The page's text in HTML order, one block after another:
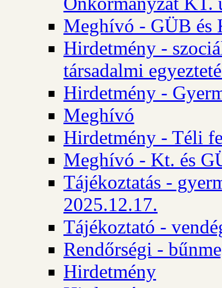
Meghívó - GÜB és
Hirdetmény -
társadalmi
Hirdetmény -
Meghívó
Hirdetmény - Téli
Meghívó - Kt. és
Tájékoztatás -
2025.12.17.
Tájékoztató -
Rendőrségi -
Hirdetmény